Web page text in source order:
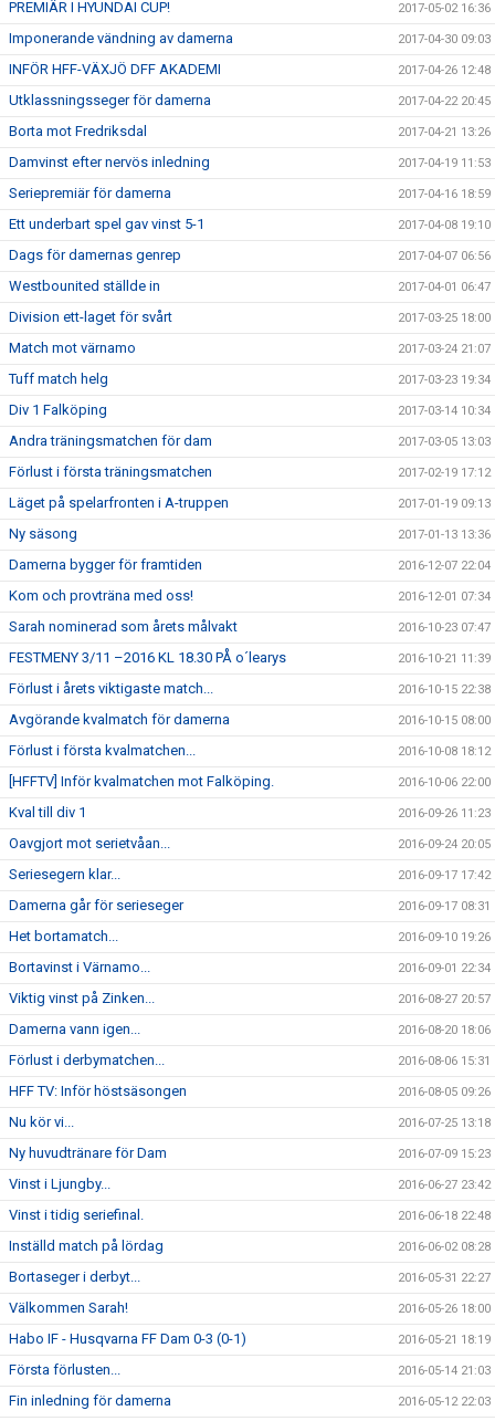
PREMIÄR I HYUNDAI CUP! 2017-05-02 16:36
Imponerande vändning av damerna 2017-04-30 09:03
INFÖR HFF-VÄXJÖ DFF AKADEMI 2017-04-26 12:48
Utklassningsseger för damerna 2017-04-22 20:45
Borta mot Fredriksdal 2017-04-21 13:26
Damvinst efter nervös inledning 2017-04-19 11:53
Seriepremiär för damerna 2017-04-16 18:59
Ett underbart spel gav vinst 5-1 2017-04-08 19:10
Dags för damernas genrep 2017-04-07 06:56
Westbounited ställde in 2017-04-01 06:47
Division ett-laget för svårt 2017-03-25 18:00
Match mot värnamo 2017-03-24 21:07
Tuff match helg 2017-03-23 19:34
Div 1 Falköping 2017-03-14 10:34
Andra träningsmatchen för dam 2017-03-05 13:03
Förlust i första träningsmatchen 2017-02-19 17:12
Läget på spelarfronten i A-truppen 2017-01-19 09:13
Ny säsong 2017-01-13 13:36
Damerna bygger för framtiden 2016-12-07 22:04
Kom och provträna med oss! 2016-12-01 07:34
Sarah nominerad som årets målvakt 2016-10-23 07:47
FESTMENY 3/11 –2016 KL 18.30 PÅ o´learys 2016-10-21 11:39
Förlust i årets viktigaste match... 2016-10-15 22:38
Avgörande kvalmatch för damerna 2016-10-15 08:00
Förlust i första kvalmatchen... 2016-10-08 18:12
[HFFTV] Inför kvalmatchen mot Falköping. 2016-10-06 22:00
Kval till div 1 2016-09-26 11:23
Oavgjort mot serietvåan... 2016-09-24 20:05
Seriesegern klar... 2016-09-17 17:42
Damerna går för serieseger 2016-09-17 08:31
Het bortamatch... 2016-09-10 19:26
Bortavinst i Värnamo... 2016-09-01 22:34
Viktig vinst på Zinken... 2016-08-27 20:57
Damerna vann igen... 2016-08-20 18:06
Förlust i derbymatchen... 2016-08-06 15:31
HFF TV: Inför höstsäsongen 2016-08-05 09:26
Nu kör vi... 2016-07-25 13:18
Ny huvudtränare för Dam 2016-07-09 15:23
Vinst i Ljungby... 2016-06-27 23:42
Vinst i tidig seriefinal. 2016-06-18 22:48
Inställd match på lördag 2016-06-02 08:28
Bortaseger i derbyt... 2016-05-31 22:27
Välkommen Sarah! 2016-05-26 18:00
Habo IF - Husqvarna FF Dam 0-3 (0-1) 2016-05-21 18:19
Första förlusten... 2016-05-14 21:03
Fin inledning för damerna 2016-05-12 22:03